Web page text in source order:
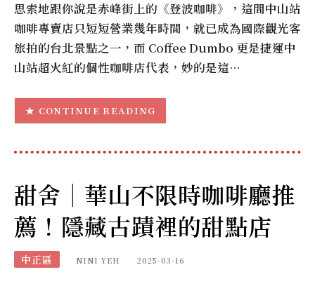
思索地跟你說是赤峰街上的《登波咖啡》，這間中山站
咖啡專賣店只短短營業幾年時間，就已成為國際觀光客
旅拍的台北景點之一，而 Coffee Dumbo 更是捷運中
山站超火紅的個性咖啡店代表，妙的是這…
CONTINUE READING
甜舍｜華山不限時咖啡廳推
薦！隱藏古蹟裡的甜點店
中正區 NINI YEH 2025-03-16